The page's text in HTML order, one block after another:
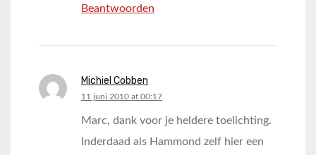
Beantwoorden
Michiel Cobben
says:
11 juni 2010 at 00:17
Marc, dank voor je heldere toelichting.
Inderdaad als Hammond zelf hier een